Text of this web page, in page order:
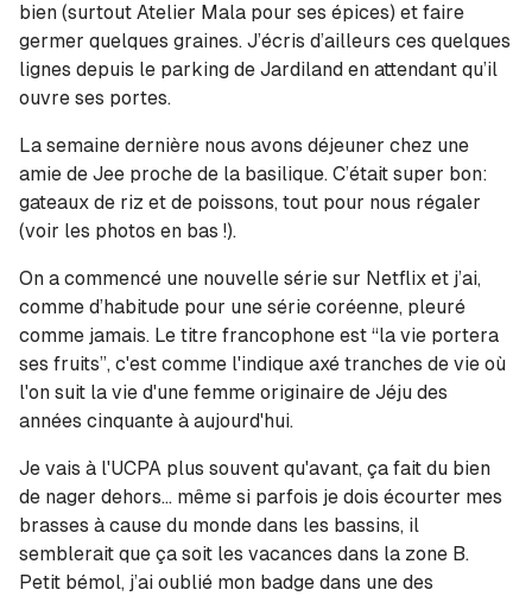
bien (surtout Atelier Mala pour ses épices) et faire
germer quelques graines. J’écris d’ailleurs ces quelques
lignes depuis le parking de Jardiland en attendant qu’il
ouvre ses portes.
La semaine dernière nous avons déjeuner chez une
amie de Jee proche de la basilique. C’était super bon:
gateaux de riz et de poissons, tout pour nous régaler
(voir les photos en bas !).
On a commencé une nouvelle série sur Netflix et j’ai,
comme d’habitude pour une série coréenne, pleuré
comme jamais. Le titre francophone est “la vie portera
ses fruits”, c'est comme l'indique axé tranches de vie où
l'on suit la vie d'une femme originaire de Jéju des
années cinquante à aujourd'hui.
Je vais à l'UCPA plus souvent qu'avant, ça fait du bien
de nager dehors... même si parfois je dois écourter mes
brasses à cause du monde dans les bassins, il
semblerait que ça soit les vacances dans la zone B.
Petit bémol, j’ai oublié mon badge dans une des